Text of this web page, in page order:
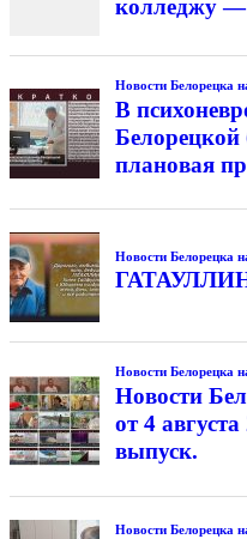
колледжу —
Новости Белорецка
В
плановая
Новости Белорецка
ГАТАУЛЛИН
Новости Белорецка
Новости
от 4
выпуск.
Новости Белорецка